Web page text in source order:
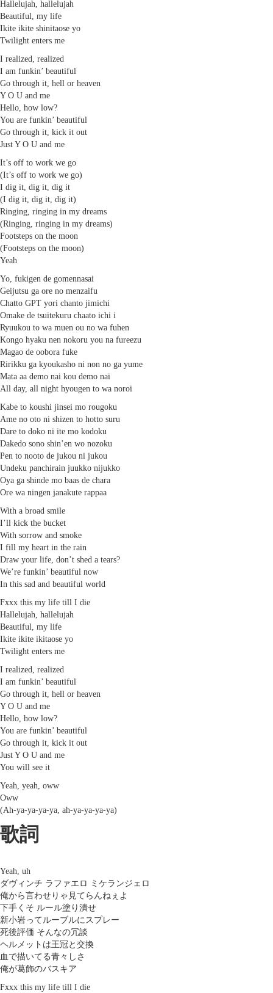
Hallelujah, hallelujah
Beautiful, my life
Ikite ikite shinitaose yo
Twilight enters me
I realized, realized
I am funkin’ beautiful
Go through it, hell or heaven
Y O U and me
Hello, how low?
You are funkin’ beautiful
Go through it, kick it out
Just Y O U and me
It’s off to work we go
(It’s off to work we go)
I dig it, dig it, dig it
(I dig it, dig it, dig it)
Ringing, ringing in my dreams
(Ringing, ringing in my dreams)
Footsteps on the moon
(Footsteps on the moon)
Yeah
Yo, fukigen de gomennasai
Geijutsu ga ore no menzaifu
Chatto GPT yori chanto jimichi
Omake de tsuitekuru chaato ichi i
Ryuukou to wa muen ou no wa fuhen
Kongo hyaku nen nokoru you na fureezu
Magao de oobora fuke
Ririkku ga kyoukasho ni non no ga yume
Mata aa demo nai kou demo nai
All day, all night hyougen to wa noroi
Kabe to koushi jinsei mo rougoku
Ame no oto ni shizen to hotto suru
Dare to doko ni ite mo kodoku
Dakedo sono shin’en wo nozoku
Pen to nooto de jukou ni jukou
Undeku panchirain juukko nijukko
Oya ga shinde mo baas de chara
Ore wa ningen janakute rappaa
With a broad smile
I’ll kick the bucket
With sorrow and smoke
I fill my heart in the rain
Draw your life, don’t shed a tears?
We’re funkin’ beautiful now
In this sad and beautiful world
Fxxx this my life till I die
Hallelujah, hallelujah
Beautiful, my life
Ikite ikite ikitaose yo
Twilight enters me
I realized, realized
I am funkin’ beautiful
Go through it, hell or heaven
Y O U and me
Hello, how low?
You are funkin’ beautiful
Go through it, kick it out
Just Y O U and me
You will see it
Yeah, yeah, oww
Oww
(Ah-ya-ya-ya-ya, ah-ya-ya-ya-ya)
歌詞
Yeah, uh
ダヴィンチ ラファエロ ミケランジェロ
俺から言わせりゃ見てらんねぇよ
下手くそ ルール塗り潰せ
新小岩ってルーブルにスプレー
死後評価 そんなの冗談
ヘルメットは王冠と交換
血で描いてる青々しさ
俺が葛飾のバスキア
Fxxx this my life till I die